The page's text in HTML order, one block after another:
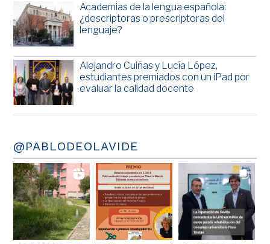
Academias de la lengua española:
¿descriptoras o prescriptoras del
lenguaje?
Alejandro Cuiñas y Lucía López,
estudiantes premiados con un iPad por
evaluar la calidad docente
@PABLODEOLAVIDE